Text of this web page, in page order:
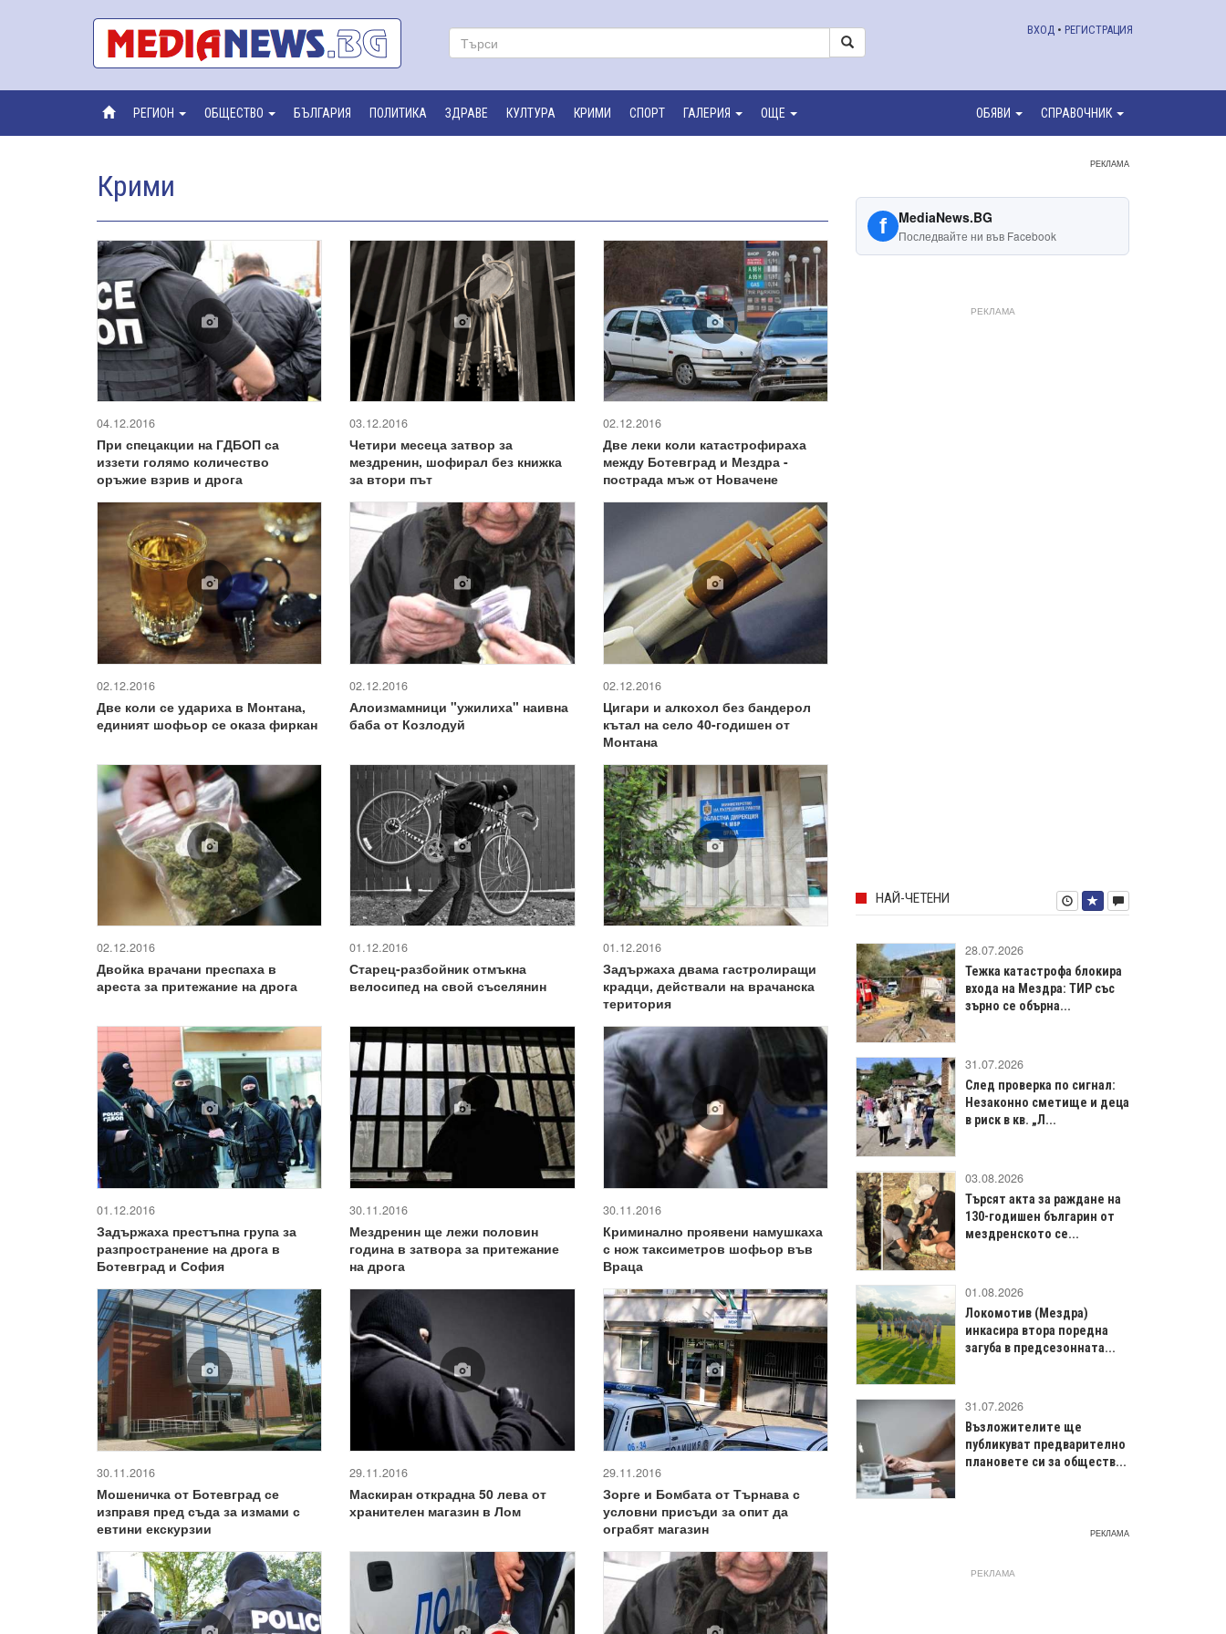
ВХОД • РЕГИСТРАЦИЯ
РЕГИОН ОБЩЕСТВО БЪЛГАРИЯ ПОЛИТИКА ЗДРАВЕ КУЛТУРА КРИМИ СПОРТ ГАЛЕРИЯ ОЩЕ ОБЯВИ СПРАВОЧНИК
Крими
04.12.2016
При спецакции на ГДБОП са
иззети голямо количество
оръжие взрив и дрога
03.12.2016
Четири месеца затвор за
мездренин, шофирал без книжка
за втори път
02.12.2016
Две леки коли катастрофираха
между Ботевград и Мездра -
пострада мъж от Новачене
02.12.2016
Две коли се удариха в Монтана,
единият шофьор се оказа фиркан
02.12.2016
Алоизмамници "ужилиха" наивна
баба от Козлодуй
02.12.2016
Цигари и алкохол без бандерол
кътал на село 40-годишен от
Монтана
02.12.2016
Двойка врачани преспаха в
ареста за притежание на дрога
01.12.2016
Старец-разбойник отмъкна
велосипед на свой съселянин
01.12.2016
Задържаха двама гастролиращи
крадци, действали на врачанска
територия
01.12.2016
Задържаха престъпна група за
разпространение на дрога в
Ботевград и София
30.11.2016
Мездренин ще лежи половин
година в затвора за притежание
на дрога
30.11.2016
Криминално проявени намушкаха
с нож таксиметров шофьор във
Враца
30.11.2016
Мошеничка от Ботевград се
изправя пред съда за измами с
евтини екскурзии
29.11.2016
Маскиран открадна 50 лева от
хранителен магазин в Лом
29.11.2016
Зорге и Бомбата от Търнава с
условни присъди за опит да
ограбят магазин
РЕКЛАМА
f MediaNews.BG
Последвайте ни във Facebook
РЕКЛАМА
НАЙ-ЧЕТЕНИ
28.07.2026
Тежка катастрофа блокира
входа на Мездра: ТИР със
зърно се обърна...
31.07.2026
След проверка по сигнал:
Незаконно сметище и деца
в риск в кв. „Л...
03.08.2026
Търсят акта за раждане на
130-годишен българин от
мездренското се...
01.08.2026
Локомотив (Мездра)
инкасира втора поредна
загуба в предсезонната...
31.07.2026
Възложителите ще
публикуват предварително
плановете си за обществ...
РЕКЛАМА
РЕКЛАМА